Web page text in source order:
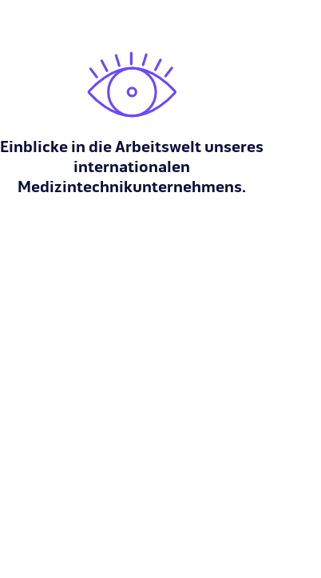
Einblicke in die Arbeitswelt unseres
internationalen
Medizintechnikunternehmens.